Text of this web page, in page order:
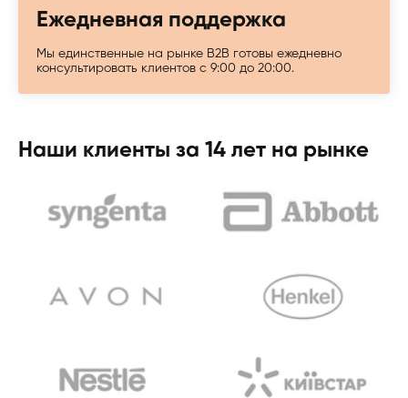
Ежедневная поддержка
Мы единственные на рынке B2B готовы ежедневно
консультировать клиентов с 9:00 до 20:00.
Наши клиенты за 14 лет на рынке